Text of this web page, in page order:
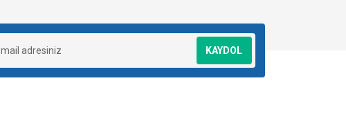
KAYDOL